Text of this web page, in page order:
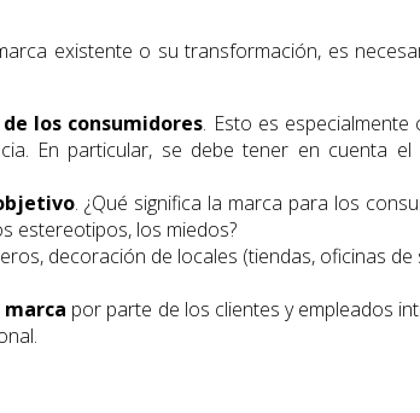
existente o su transformación, es
los consumidores. Esto es
En particular, se debe tener en cuenta el
. ¿Qué significa la marca para los
estereotipos, los miedos?
decoración de locales (tiendas, oficinas de
marca por parte de los clientes y empleados